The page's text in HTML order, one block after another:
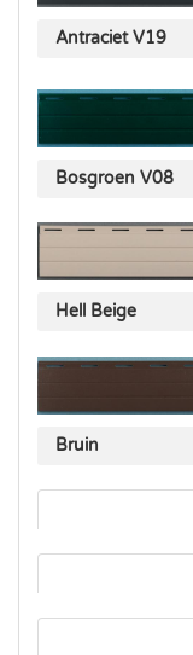
Antraciet V19
Bosgroen V08
Hell Beige
Bruin